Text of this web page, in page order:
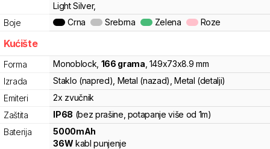
Light Silver,
Boje
Crna Srebrna Zelena Roze
Kućište
Forma Monoblock 166 grama 149x73x8.9 mm
Izrada
Staklo (napred), Metal (nazad), Metal (detalji)
Emiteri
2x zvučnik
Zaštita
IP68 (bez prašine, potapanje više od 1m)
Baterija
5000mAh
36W kabl punjenje